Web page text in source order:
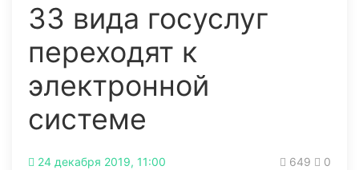
33 вида госуслуг
переходят к
электронной
системе
24 декабря 2019, 11:00 649 0